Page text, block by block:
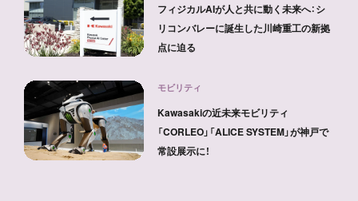
フィジカルAIが人と共に動く未来へ：シ
リコンバレーに誕生した川崎重工の新拠
点に迫る
モビリティ
Kawasakiの近未来モビリティ
「CORLEO」「ALICE SYSTEM」が神戸で
常設展示に！